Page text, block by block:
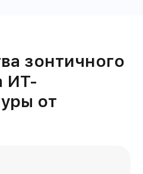
зонтичного
ИТ-
от